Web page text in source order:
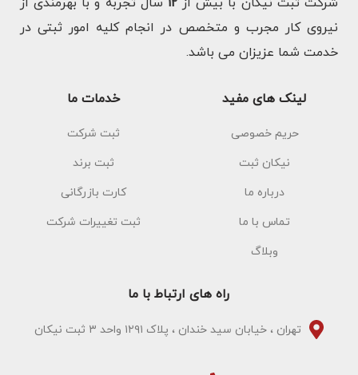
نیروی کار مجرب و متخصص در انجام کلیه امور ثبتی در
خدمت شما عزیزان می باشد.
لینک های مفید
حریم خصوصی
نیکان ثبت
درباره ما
تماس با ما
وبلاگ
خدمات ما
ثبت شرکت
ثبت برند
کارت بازرگانی
ثبت تغییرات شرکت
راه های ارتباط با ما
تهران ، خیابان سید خندان ، پلاک ۱۲۹۱ واحد ۳ ثبت نیکان